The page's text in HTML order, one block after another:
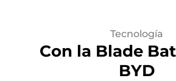
Tecnología
Con la Blade
BYD